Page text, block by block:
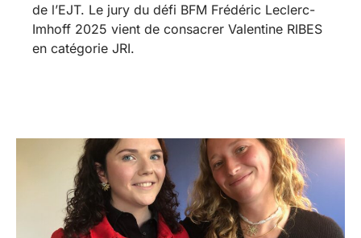
de l’EJT. Le jury du défi BFM Frédéric Leclerc-
Imhoff 2025 vient de consacrer Valentine RIBES
en catégorie JRI.